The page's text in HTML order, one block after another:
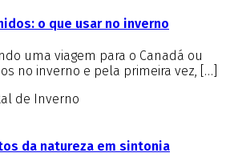
o que usar no inverno
uma viagem para o Canadá ou
no inverno e pela primeira vez, […]
de Inverno
da natureza em sintonia